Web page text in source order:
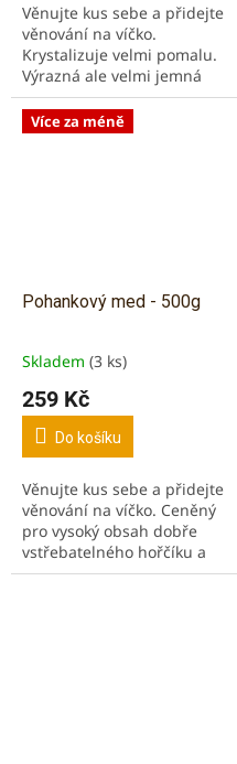
Věnujte kus sebe a přidejte
věnování na víčko.
Krystalizuje velmi pomalu.
Výrazná ale velmi jemná
chuť. Med z přírodních
pastvin pod chorvatským
sluncem. Patří mezi
Více za méně
Pohankový med - 500g
Průměrné
hodnocení
produktu
5,0
5
hvězdiček.
Skladem (3 ks)
259 Kč
Do košíku
Věnujte kus sebe a přidejte
věnování na víčko. Ceněný
pro vysoký obsah dobře
vstřebatelného hořčíku a
rutinu. Při léčbách křečových